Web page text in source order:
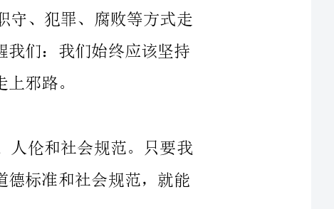
但是，走上良人归路并不是一件容易的事情。因为我们的社会存
得曲折和艰难。但只要坚持不懈地努力、保持一颗正直的心，我们就
们始终坚持正道，让自己的行为符合基本道德标准和社会规范，就能